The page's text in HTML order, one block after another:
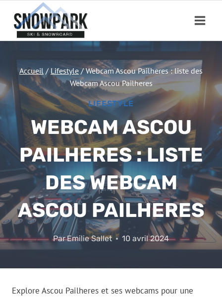
contenu
Accueil / Lifestyle / Webcam Ascou Pailheres : liste des
Webcam Ascou Pailheres
LIFESTYLE
WEBCAM ASCOU
PAILHERES : LISTE
DES WEBCAM
ASCOU PAILHERES
ParEmilie Sallet 10 avril 2024
Explore Ascou Pailheres et ses webcams pour une